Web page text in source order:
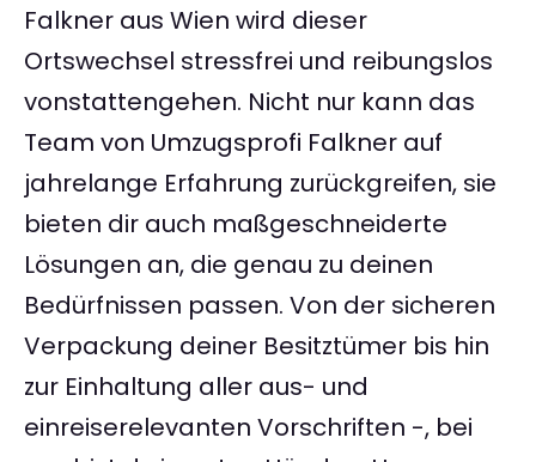
Falkner aus Wien wird dieser
Ortswechsel stressfrei und reibungslos
vonstattengehen. Nicht nur kann das
Team von Umzugsprofi Falkner auf
jahrelange Erfahrung zurückgreifen, sie
bieten dir auch maßgeschneiderte
Lösungen an, die genau zu deinen
Bedürfnissen passen. Von der sicheren
Verpackung deiner Besitztümer bis hin
zur Einhaltung aller aus- und
einreiserelevanten Vorschriften -, bei